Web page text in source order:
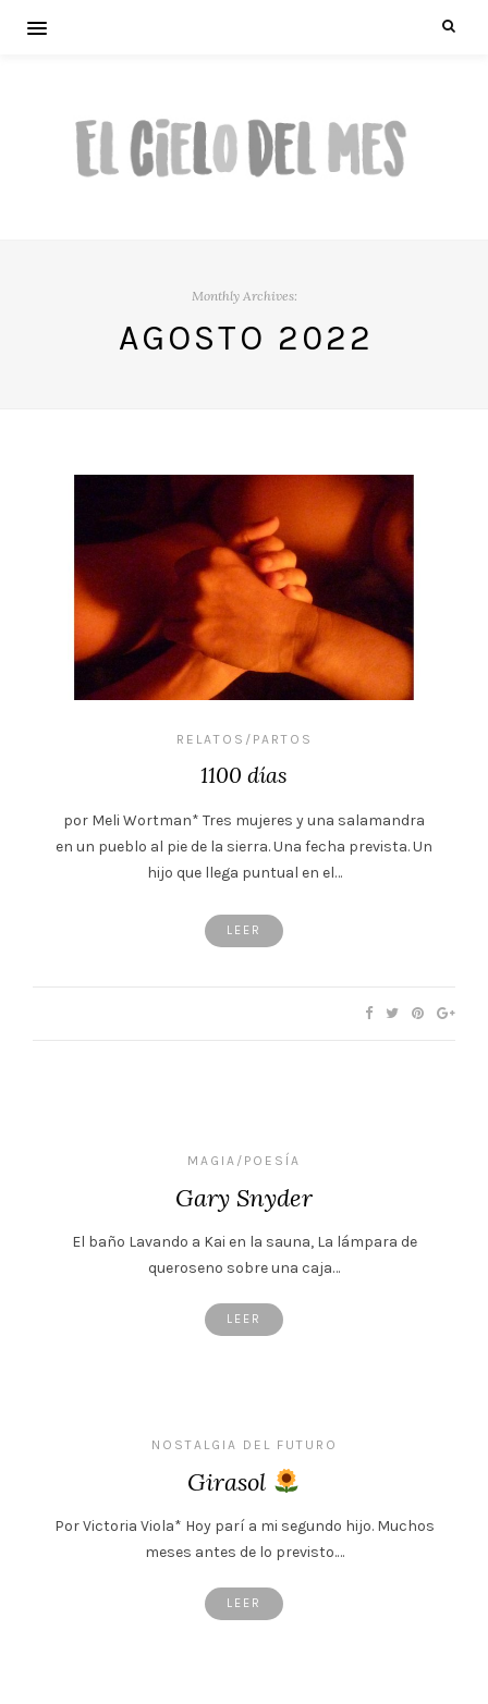
Monthly Archives:
AGOSTO 2022
RELATOS/PARTOS
1100 días
por Meli Wortman* Tres mujeres y una salamandra
en un pueblo al pie de la sierra. Una fecha prevista. Un
hijo que llega puntual en el…
LEER
MAGIA/POESÍA
Gary Snyder
El baño Lavando a Kai en la sauna, La lámpara de
queroseno sobre una caja…
LEER
NOSTALGIA DEL FUTURO
Girasol
Por Victoria Viola* Hoy parí a mi segundo hijo. Muchos
meses antes de lo previsto.…
LEER